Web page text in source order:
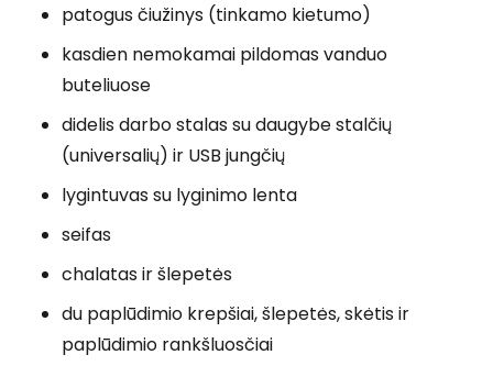
patogus čiužinys (tinkamo kietumo)
kasdien nemokamai pildomas vanduo
buteliuose
didelis darbo stalas su daugybe stalčių
(universalių) ir USB jungčių
lygintuvas su lyginimo lenta
seifas
chalatas ir šlepetės
du paplūdimio krepšiai, šlepetės, skėtis ir
paplūdimio rankšluosčiai